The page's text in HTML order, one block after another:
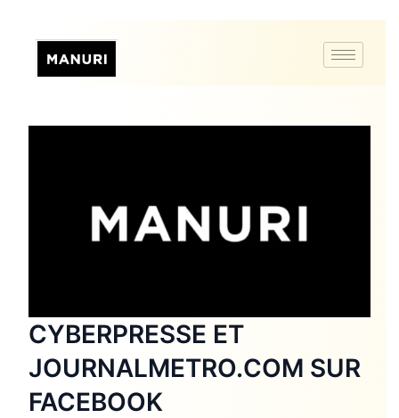
CYBERPRESSE ET
JOURNALMETRO.COM SUR
FACEBOOK